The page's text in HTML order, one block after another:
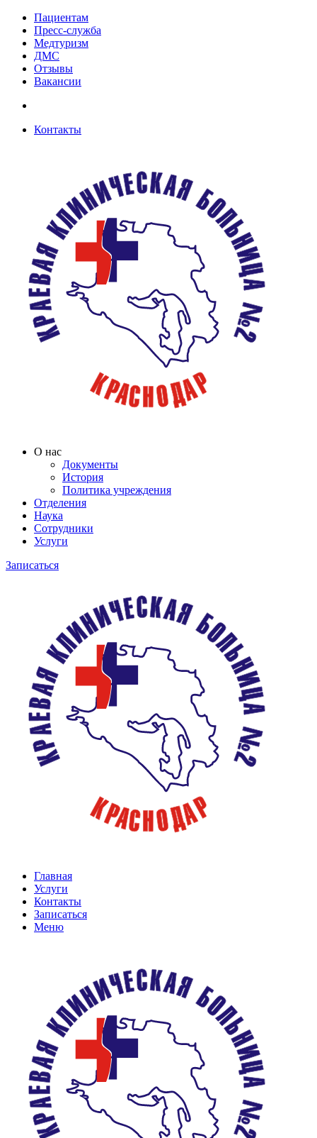
Пациентам
Пресс-служба
Медтуризм
ДМС
Отзывы
Вакансии
Контакты
О нас
Документы
История
Политика учреждения
Отделения
Наука
Сотрудники
Услуги
Записаться
Главная
Услуги
Контакты
Записаться
Меню